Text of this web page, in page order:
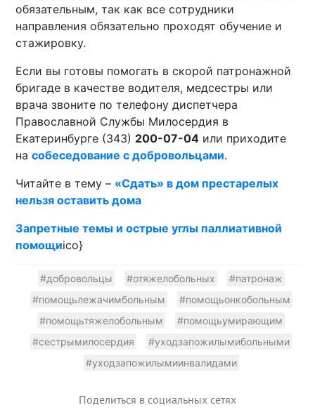
обязательным, так как все сотрудники
направления обязательно проходят обучение и
стажировку.
Если вы готовы помогать в скорой патронажной
бригаде в качестве водителя, медсестры или
врача звоните по телефону диспетчера
Православной Службы Милосердия в
Екатеринбурге (343) 200-07-04 или приходите
насобеседование с добровольцами.
Читайте в тему – «Сдать» в дом престарелых
нельзя оставить дома
Запретные темы и острые углы паллиативной
помощиico}
#добровольцы #отяжелобольных
#патронаж
#помощьлежачимбольным
#помощьонкобольным
#помощьтяжелобольным
#помощьумирающим
#сестрымилосердия
#уходзапожилымибольными
#уходзапожилымиинвалидами
Поделиться в социальных сетях